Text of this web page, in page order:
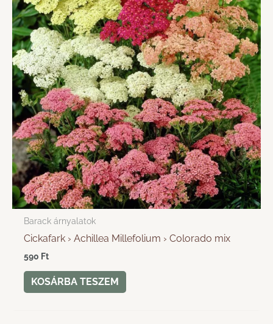
Barack árnyalatok
Cickafark › Achillea Millefolium › Colorado mix
590 Ft
KOSÁRBA TESZEM